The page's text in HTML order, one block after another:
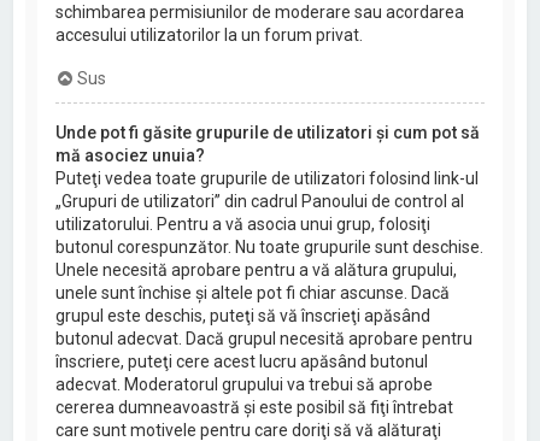
schimbarea permisiunilor de moderare sau acordarea
accesului utilizatorilor la un forum privat.
Sus
Unde pot fi găsite grupurile de utilizatori şi cum pot să
mă asociez unuia?
Puteţi vedea toate grupurile de utilizatori folosind link-ul
„Grupuri de utilizatori” din cadrul Panoului de control al
utilizatorului. Pentru a vă asocia unui grup, folosiţi
butonul corespunzător. Nu toate grupurile sunt deschise.
Unele necesită aprobare pentru a vă alătura grupului,
unele sunt închise şi altele pot fi chiar ascunse. Dacă
grupul este deschis, puteţi să vă înscrieţi apăsând
butonul adecvat. Dacă grupul necesită aprobare pentru
înscriere, puteţi cere acest lucru apăsând butonul
adecvat. Moderatorul grupului va trebui să aprobe
cererea dumneavoastră şi este posibil să fiţi întrebat
care sunt motivele pentru care doriţi să vă alăturaţi